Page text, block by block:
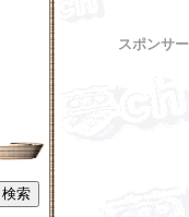
スポンサ